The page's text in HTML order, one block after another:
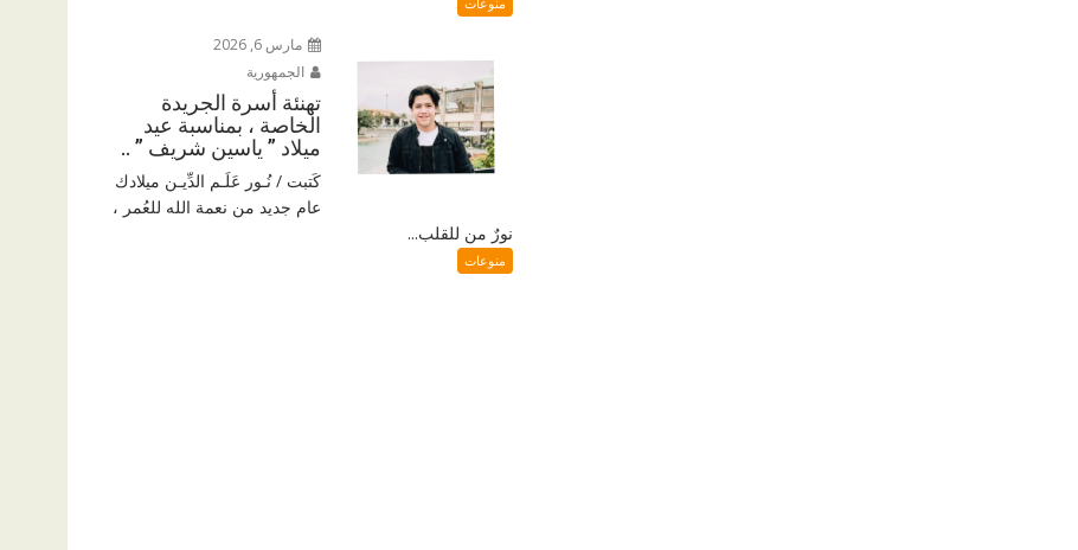
مارس 6, 2026
الجمهورية
تهنئة أسرة الجريدة
الخاصة ، بمناسبة عيد
ميلاد ” ياسين شريف ” ..
كَتبت / نُـور عَلَـم الدِّيـن ميلادك
عام جديد من نعمة الله للعُمر ،
نورٌ من للقلب...
منوعات